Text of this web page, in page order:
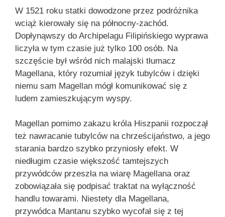
W 1521 roku statki dowodzone przez podróżnika
wciąż kierowały się na północny-zachód.
Dopłynąwszy do Archipelagu Filipińskiego wyprawa
liczyła w tym czasie już tylko 100 osób. Na
szczęście był wśród nich malajski tłumacz
Magellana, który rozumiał język tubylców i dzięki
niemu sam Magellan mógł komunikować się z
ludem zamieszkującym wyspy.
Magellan pomimo zakazu króla Hiszpanii rozpoczął
też nawracanie tubylców na chrześcijaństwo, a jego
starania bardzo szybko przyniosły efekt. W
niedługim czasie większość tamtejszych
przywódców przeszła na wiarę Magellana oraz
zobowiązała się podpisać traktat na wyłączność
handlu towarami. Niestety dla Magellana,
przywódca Mantanu szybko wycofał się z tej